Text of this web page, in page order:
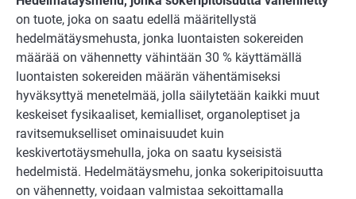
on tuote, joka on saatu edellä määritellystä
hedelmätäysmehusta, jonka luontaisten sokereiden
määrää on vähennetty vähintään 30 % käyttämällä
luontaisten sokereiden määrän vähentämiseksi
hyväksyttyä menetelmää, jolla säilytetään kaikki muut
keskeiset fysikaaliset, kemialliset, organoleptiset ja
ravitsemukselliset ominaisuudet kuin
keskivertotäysmehulla, joka on saatu kyseisistä
hedelmistä. Hedelmätäysmehu, jonka sokeripitoisuutta
on vähennetty, voidaan valmistaa sekoittamalla